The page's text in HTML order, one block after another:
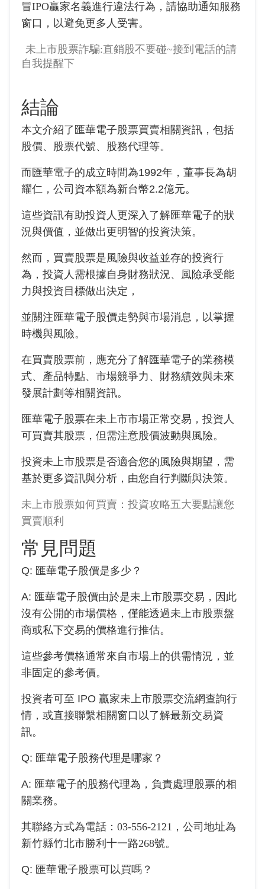
冒IPO贏家名義進行違法行為，請協助通知服務
窗口，以避免更多人受害。
未上市股票詐騙:直銷股不要碰~接到電話的請
自我提醒下
結論
本文介紹了匯華電子股票買賣相關資訊，包括
股價、股票代號、股務代理等。
而匯華電子的成立時間為1992年，董事長為胡
耀仁，公司資本額為新台幣2.2億元。
這些資訊有助投資人更深入了解匯華電子的狀
況與價值，並做出更明智的投資決策。
然而，買賣股票是風險與收益並存的投資行
為，投資人需根據自身財務狀況、風險承受能
力與投資目標做出決定，
並關注匯華電子股價走勢與市場消息，以掌握
時機與風險。
在買賣股票前，應充分了解匯華電子的業務模
式、產品特點、市場競爭力、財務績效與未來
發展計劃等相關資訊。
匯華電子股票在未上市市場正常交易，投資人
可買賣其股票，但需注意股價波動與風險。
投資未上市股票是否適合您的風險與期望，需
基於更多資訊與分析，由您自行判斷與決策。
未上市股票如何買賣：投資攻略五大要點讓您
買賣順利
常見問題
Q: 匯華電子股價是多少？
A: 匯華電子股價由於是未上市股票交易，因此
沒有公開的市場價格，僅能透過未上市股票盤
商或私下交易的價格進行推估。
這些參考價格通常來自市場上的供需情況，並
非固定的參考價。
投資者可至 IPO 贏家未上市股票交流網查詢行
情，或直接聯繫相關窗口以了解最新交易資
訊。
Q: 匯華電子股務代理是哪家？
A: 匯華電子的股務代理為 ，負責處理股票的相
關業務。
其聯絡方式為電話： 03-556-2121 ，公司地址為
新竹縣竹北市勝利十一路268號。
Q: 匯華電子股票可以買嗎？